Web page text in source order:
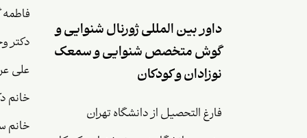
داور بین المللی ژورنال شنوایی و
گوش متخصص شنوایی و سمعک
نوزادان و کودکان
فارغ التحصیل از دانشگاه تهران
دکتر
علی
خانم
خانم